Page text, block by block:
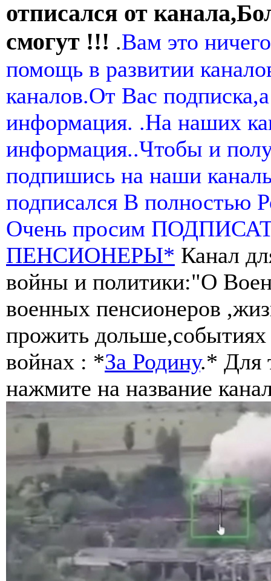
отписался от
смогут !!! .Вам это
помощь в развитии
каналов.От Вас
информация. .На наших
информация..Чтобы и
подпишись на наши
подписался В полностью
Очень просим
ПЕНСИОНЕРЫ* Канал
войны и политики:"О
военных пенсионеров
прожить
войнах : *За Родину.* Для
нажмите на название